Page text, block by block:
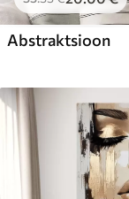
Abstraktsioon